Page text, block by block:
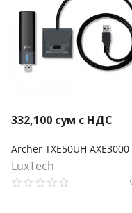
332,100 сум с НДС
LuxTech